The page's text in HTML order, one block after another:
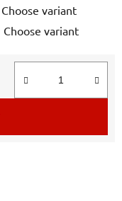
Choose variant
Choose variant